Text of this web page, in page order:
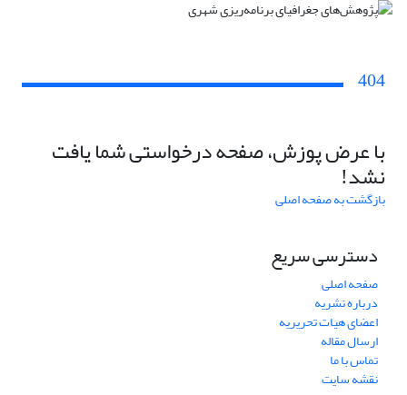
404
با عرض پوزش، صفحه درخواستی شما یافت
نشد!
بازگشت به صفحه اصلی
دسترسی سریع
صفحه اصلی
درباره نشریه
اعضای هیات تحریریه
ارسال مقاله
تماس با ما
نقشه سایت